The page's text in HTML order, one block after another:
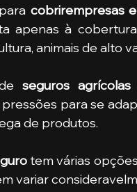
cobrirempresas
apenas à
animais de alto
seguros agrícolas
para se
de produtos.
tem várias
variar